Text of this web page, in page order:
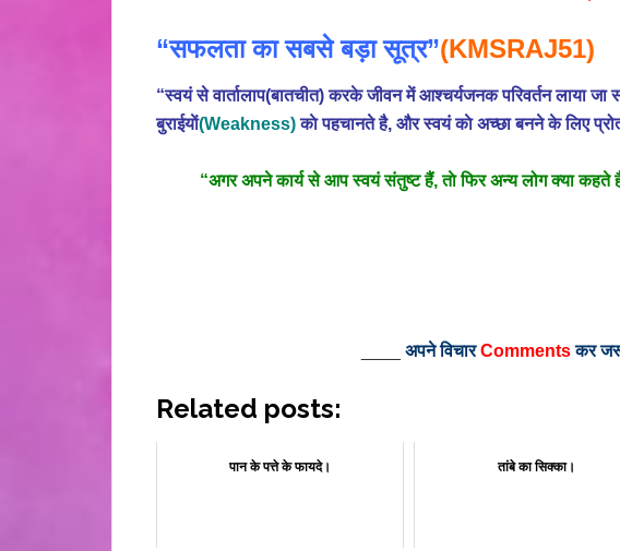
“सफलता का सबसे बड़ा सूत्र”(KMSRAJ51)
“स्वयं से वार्तालाप(बातचीत) करके जीवन में आश्चर्यजनक परिवर्तन लाया
बुराईयाें(Weakness)काे पहचानते है, और स्वयं काे अच्छा बनने के लिए
“अगर अपने कार्य से आप स्वयं संतुष्ट हैं, ताे फिर अन्य लोग क्या कहते
अपने विचारCommentsकर
Related posts:
पान के पत्ते के फायदे। तांबे का सिक्का।